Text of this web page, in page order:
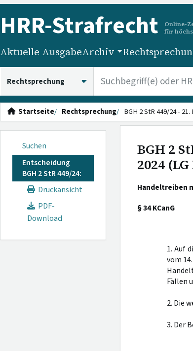
HRR-Strafrecht
Online-
für
Aktuelle AusgabeArchiv
Startseite Rechtsprechung BGH 2 StR 449/24 -
Suchen
Entscheidung
BGH 2 StR 449/24:
Druckansicht
PDF-
Download
BGH 2
2024
Handeltreiben
§ 34 KCanG
1. Auf
vom
Fällen
2. Die
3. Der